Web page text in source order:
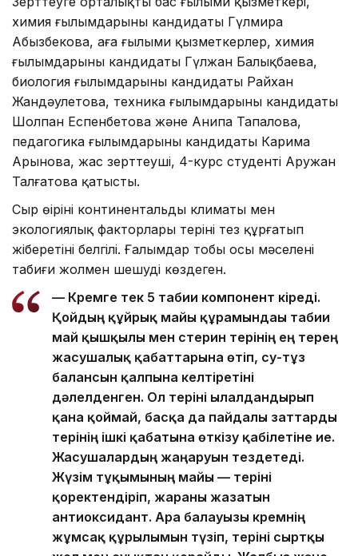
химия ғылымдарының кандидаты Гүлмира
Абызбекова, аға ғылыми қызметкерлер, химия
ғылымдарының кандидаты Гүлжан Балықбаева,
биология ғылымдарының кандидаты Райхан
Жандәулетова, техника ғылымдарының кандидаты
Шолпан Еспенбетова және Анипа Тапалова,
педагогика ғылымдарының кандидаты Карима
Арынова, жас зерттеуші, 4-курс студенті Аружан
Талғатова қатысты.
Сыр өңірінің континентальды климаты мен
экологиялық факторлары теріні тез құрғатып
жіберетіні белгілі. Ғалымдар тобы осы мәселені
табиғи жолмен шешуді көздеген.
— Кремге тек 5 табиғи компонент кіреді.
Қойдың құйрық майы құрамындағы табиғи
май қышқылы мен стерин терінің ең терең
жасушалық қабаттарына өтіп, су-тұз
балансын қалпына келтіретіні
дәлелденген. Ол теріні ылғалдандырып
қана қоймай, басқа да пайдалы заттарды
терінің ішкі қабатына өткізу қабілетіне ие.
Жасушалардың жаңаруын тездетеді.
Жүзім тұқымының майы — теріні
қоректендіріп, жараны жазатын
антиоксидант. Ара балауызы кремнің
жұмсақ құрылымын түзіп, теріні сыртқы